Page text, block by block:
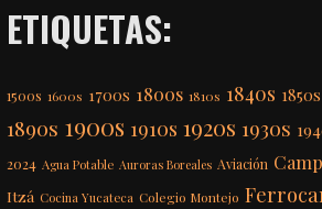
ETIQUETAS:
1500s 1600s 1700s 1800s 1810s 1840s 1850s
1890s 1900s 1910s 1920s 1930s
2024 Agua Potable Auroras Boreales Aviación
Itzá Cocina Yucateca Colegio Montejo